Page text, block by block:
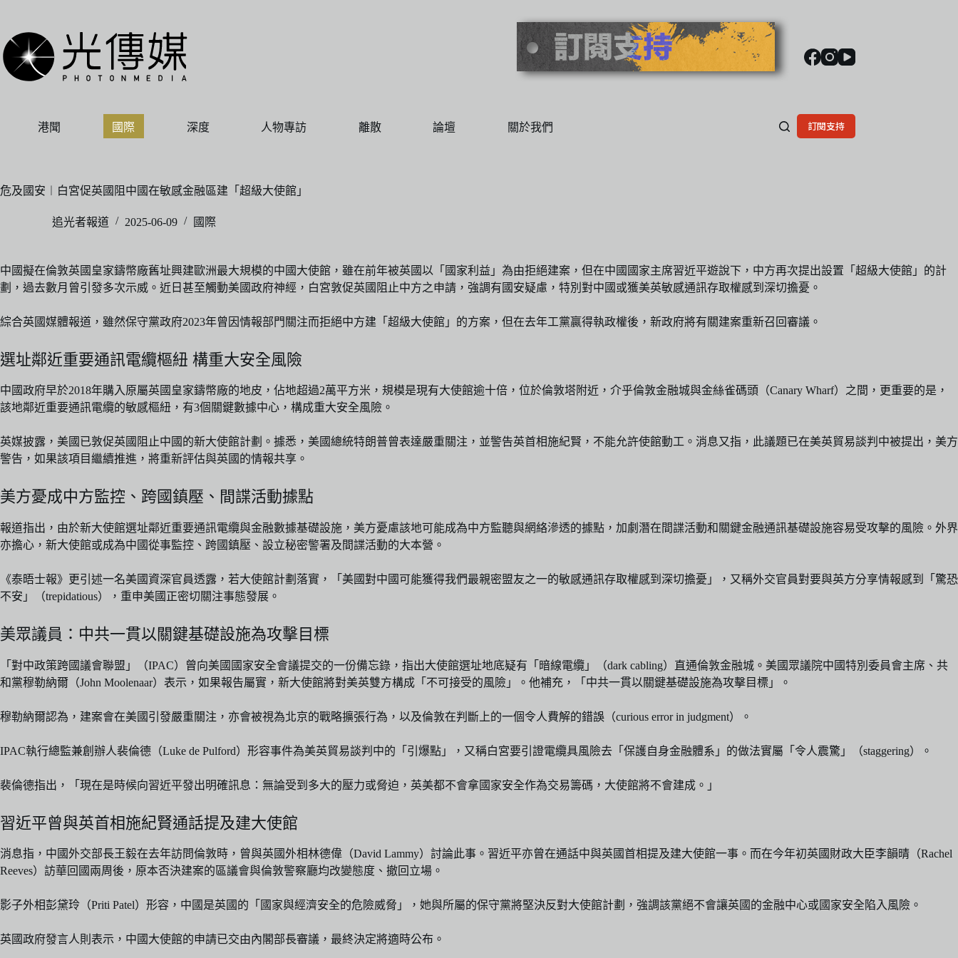
主
要
內
港聞 國際 深度 人物專訪 離散 論壇 關於我們 訂閱支持
危及國安︱白宮促英國阻中國在敏感金融區建「超級大使館」
追光者報道 2025-06-09 國際
中國擬在倫敦英國皇家鑄幣廠舊址興建歐洲最大規模的中國大使館，雖在前年被英國以「國家利益」為由拒絕建案，但在中國國家主席習近平遊說下，中方再次提出設置「超級大使館」的計
劃，過去數月曾引發多次示威。近日甚至觸動美國政府神經，白宮敦促英國阻止中方之申請，強調有國安疑慮，特別對中國或獲美英敏感通訊存取權感到深切擔憂。
綜合英國媒體報道，雖然保守黨政府2023年曾因情報部門關注而拒絕中方建「超級大使館」的方案，但在去年工黨贏得執政權後，新政府將有關建案重新召回審議。
選址鄰近重要通訊電纜樞紐 構重大安全風險
中國政府早於2018年購入原屬英國皇家鑄幣廠的地皮，佔地超過2萬平方米，規模是現有大使館逾十倍，位於倫敦塔附近，介乎倫敦金融城與金絲雀碼頭（Canary Wharf）之間，更重要的是，
該地鄰近重要通訊電纜的敏感樞紐，有3個關鍵數據中心，構成重大安全風險。
英媒披露，美國已敦促英國阻止中國的新大使館計劃。據悉，美國總統特朗普曾表達嚴重關注，並警告英首相施紀賢，不能允許使館動工。消息又指，此議題已在美英貿易談判中被提出，美方
警告，如果該項目繼續推進，將重新評估與英國的情報共享。
美方憂成中方監控、跨國鎮壓、間諜活動據點
報道指出，由於新大使館選址鄰近重要通訊電纜與金融數據基礎設施，美方憂慮該地可能成為中方監聽與網絡滲透的據點，加劇潛在間諜活動和關鍵金融通訊基礎設施容易受攻擊的風險。外界
亦擔心，新大使館或成為中國從事監控、跨國鎮壓、設立秘密警署及間諜活動的大本營。
《泰晤士報》更引述一名美國資深官員透露，若大使館計劃落實，「美國對中國可能獲得我們最親密盟友之一的敏感通訊存取權感到深切擔憂」，又稱外交官員對要與英方分享情報感到「驚恐
不安」（trepidatious），重申美國正密切關注事態發展。
美眾議員：中共一貫以關鍵基礎設施為攻擊目標
「對中政策跨國議會聯盟」（IPAC）曾向美國國家安全會議提交的一份備忘錄，指出大使館選址地底疑有「暗線電纜」（dark cabling）直通倫敦金融城。美國眾議院中國特別委員會主席、共
和黨穆勒納爾（John Moolenaar）表示，如果報告屬實，新大使館將對美英雙方構成「不可接受的風險」。他補充，「中共一貫以關鍵基礎設施為攻擊目標」。
穆勒納爾認為，建案會在美國引發嚴重關注，亦會被視為北京的戰略擴張行為，以及倫敦在判斷上的一個令人費解的錯誤（curious error in judgment）。
IPAC執行總監兼創辦人裴倫德（Luke de Pulford）形容事件為美英貿易談判中的「引爆點」，又稱白宮要引證電纜具風險去「保護自身金融體系」的做法實屬「令人震驚」（staggering）。
裴倫德指出，「現在是時候向習近平發出明確訊息：無論受到多大的壓力或脅迫，英美都不會拿國家安全作為交易籌碼，大使館將不會建成。」
習近平曾與英首相施紀賢通話提及建大使館
消息指，中國外交部長王毅在去年訪問倫敦時，曾與英國外相林德偉（David Lammy）討論此事。習近平亦曾在通話中與英國首相提及建大使館一事。而在今年初英國財政大臣李韻晴（Rachel
Reeves）訪華回國兩周後，原本否決建案的區議會與倫敦警察廳均改變態度、撤回立場。
影子外相彭黛玲（Priti Patel）形容，中國是英國的「國家與經濟安全的危險威脅」，她與所屬的保守黨將堅決反對大使館計劃，強調該黨絕不會讓英國的金融中心或國家安全陷入風險。
英國政府發言人則表示，中國大使館的申請已交由內閣部長審議，最終決定將適時公布。